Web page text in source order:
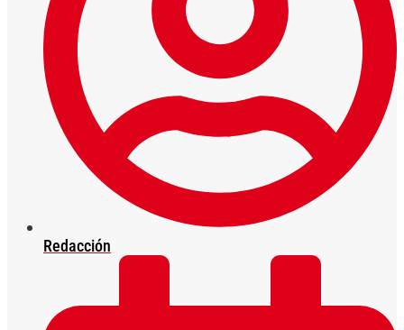
Redacción